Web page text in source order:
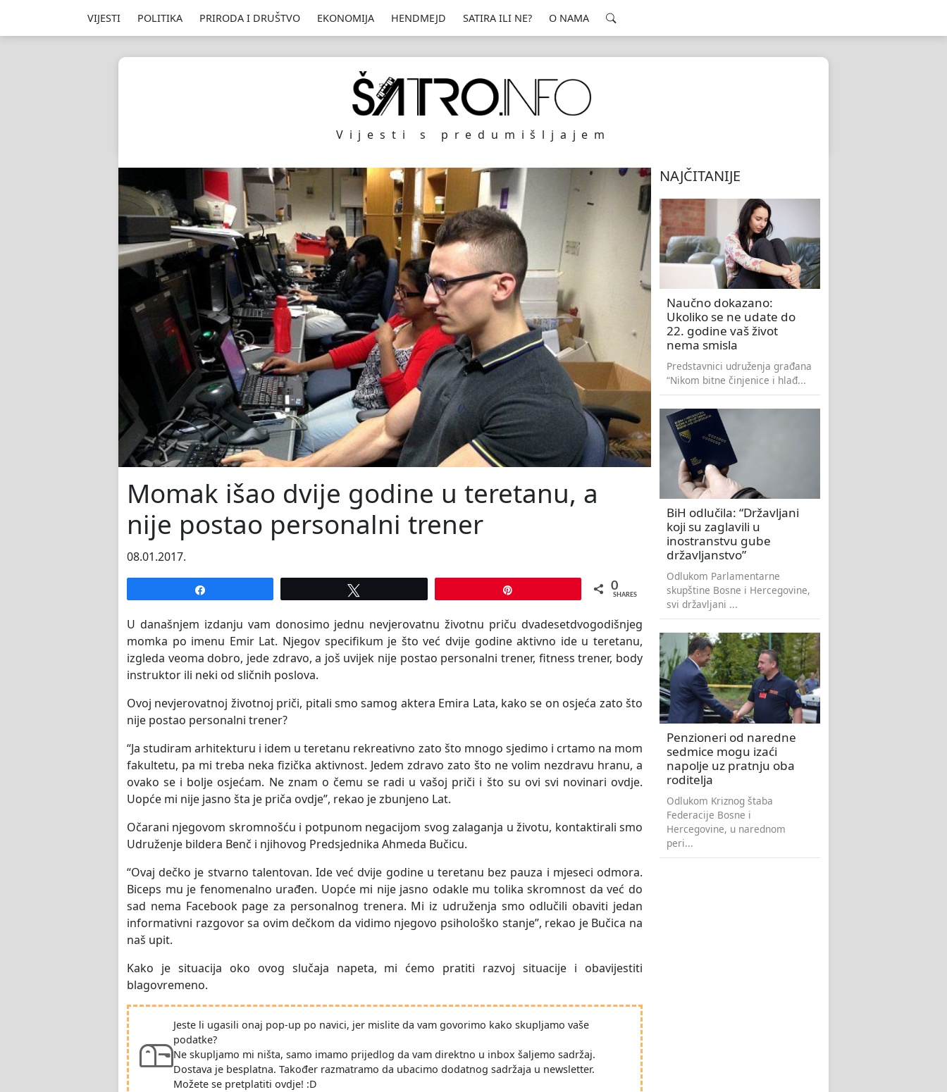
VIJESTI POLITIKA PRIRODA I DRUŠTVO EKONOMIJA HENDMEJD SATIRA ILI NE? O NAMA
Vijesti s predumišljajem
Momak išao dvije godine u teretanu, a
nije postao personalni trener
08.01.2017.
0
SHARES
U današnjem izdanju vam donosimo jednu nevjerovatnu životnu priču dvadesetdvogodišnjeg
momka po imenu Emir Lat. Njegov specifikum je što već dvije godine aktivno ide u teretanu,
izgleda veoma dobro, jede zdravo, a još uvijek nije postao personalni trener, fitness trener, body
instruktor ili neki od sličnih poslova.
Ovoj nevjerovatnoj životnoj priči, pitali smo samog aktera Emira Lata, kako se on osjeća zato što
nije postao personalni trener?
“Ja studiram arhitekturu i idem u teretanu rekreativno zato što mnogo sjedimo i crtamo na mom
fakultetu, pa mi treba neka fizička aktivnost. Jedem zdravo zato što ne volim nezdravu hranu, a
ovako se i bolje osjećam. Ne znam o čemu se radi u vašoj priči i što su ovi svi novinari ovdje.
Uopće mi nije jasno šta je priča ovdje”, rekao je zbunjeno Lat.
Očarani njegovom skromnošću i potpunom negacijom svog zalaganja u životu, kontaktirali smo
Udruženje bildera Benč i njihovog Predsjednika Ahmeda Bučicu.
“Ovaj dečko je stvarno talentovan. Ide već dvije godine u teretanu bez pauza i mjeseci odmora.
Biceps mu je fenomenalno urađen. Uopće mi nije jasno odakle mu tolika skromnost da već do
sad nema Facebook page za personalnog trenera. Mi iz udruženja smo odlučili obaviti jedan
informativni razgovor sa ovim dečkom da vidimo njegovo psihološko stanje”, rekao je Bučica na
naš upit.
Kako je situacija oko ovog slučaja napeta, mi ćemo pratiti razvoj situacije i obavijestiti
blagovremeno.
Jeste li ugasili onaj pop-up po navici, jer mislite da vam govorimo kako skupljamo vaše
podatke?
Ne skupljamo mi ništa, samo imamo prijedlog da vam direktno u inbox šaljemo sadržaj.
Dostava je besplatna. Također razmatramo da ubacimo dodatnog sadržaja u newsletter.
Možete se pretplatiti ovdje! :D
NAJČITANIJE
Naučno dokazano:
Ukoliko se ne udate do
22. godine vaš život
nema smisla
Predstavnici udruženja građana
“Nikom bitne činjenice i hlađ...
BiH odlučila: “Državljani
koji su zaglavili u
inostranstvu gube
državljanstvo”
Odlukom Parlamentarne
skupštine Bosne i Hercegovine,
svi državljani ...
Penzioneri od naredne
sedmice mogu izaći
napolje uz pratnju oba
roditelja
Odlukom Kriznog štaba
Federacije Bosne i
Hercegovine, u narednom
peri...